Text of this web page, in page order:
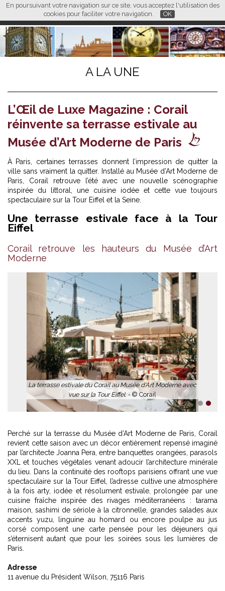
En poursuivant votre navigation sur ce site, vous acceptez l'utilisation des
cookies pour faciliter votre navigation.
OK
FR EN CN
L M
A LA UNE
L’Œil de Luxe Magazine : Corail
réinvente sa terrasse estivale au
Musée d’Art Moderne de Paris
À Paris, certaines terrasses donnent l’impression de quitter la
ville sans vraiment la quitter. Installé au Musée d’Art Moderne de
Paris, Corail retrouve l’été avec une nouvelle scénographie
inspirée du littoral, une cuisine iodée et cette vue toujours
spectaculaire sur la Tour Eiffel et la Seine.
Une terrasse estivale face à la Tour
Eiffel
Corail retrouve les hauteurs du Musée d’Art
Moderne
La terrasse estivale du Corail au Musée d'Art Moderne avec
vue sur la Tour Eiffel. - © Corail
1
Perché sur la terrasse du Musée d’Art Moderne de Paris, Corail
revient cette saison avec un décor entièrement repensé imaginé
par l’architecte Joanna Pera, entre banquettes orangées, parasols
XXL et touches végétales venant adoucir l’architecture minérale
du lieu. Dans la continuité des rooftops parisiens offrant une vue
spectaculaire sur la Tour Eiffel
, l’adresse cultive une atmosphère
à la fois arty, iodée et résolument estivale, prolongée par une
cuisine fraîche inspirée des rivages méditerranéens : tarama
maison, sashimi de sériole à la citronnelle, grandes salades aux
accents yuzu, linguine au homard ou encore poulpe au jus
corsé composent une carte pensée pour les déjeuners qui
s’éternisent autant que pour les soirées sous les lumières de
Paris.
Adresse
11 avenue du Président Wilson, 75116 Paris